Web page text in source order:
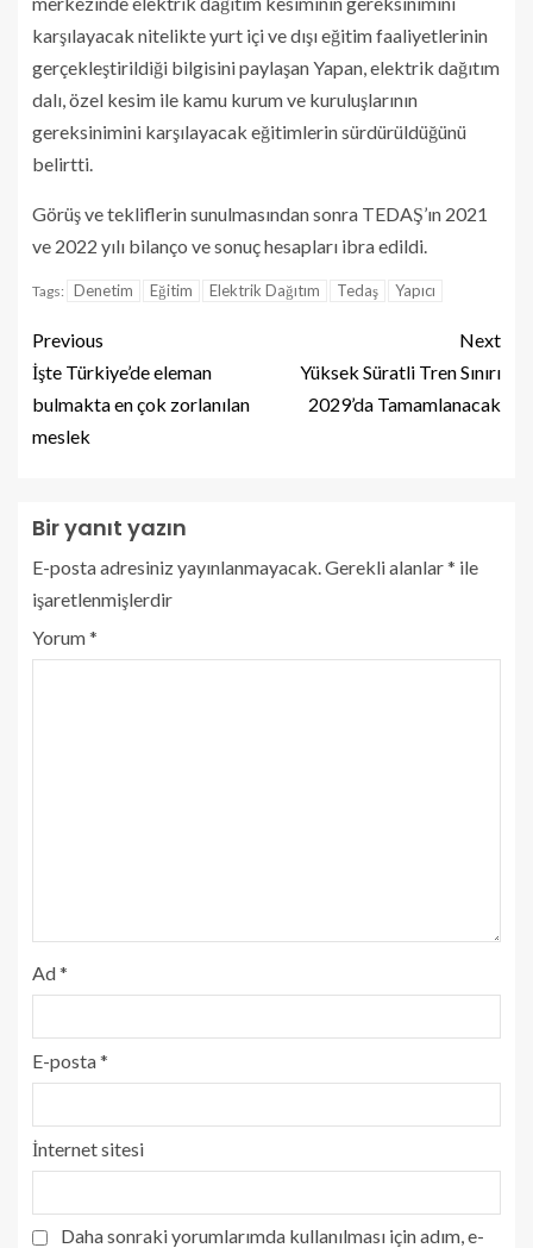
karşılayacak nitelikte yurt içi ve dışı eğitim faaliyetlerinin
gerçekleştirildiği bilgisini paylaşan Yapan, elektrik dağıtım
dalı, özel kesim ile kamu kurum ve kuruluşlarının
gereksinimini karşılayacak eğitimlerin sürdürüldüğünü
belirtti.
Görüş ve tekliflerin sunulmasından sonra TEDAŞ’ın 2021
ve 2022 yılı bilanço ve sonuç hesapları ibra edildi.
Tags: Denetim Eğitim Elektrik Dağıtım Tedaş Yapıcı
Previous
İşte Türkiye’de eleman
bulmakta en çok zorlanılan
meslek
Next
Yüksek Süratli Tren Sınırı
2029’da Tamamlanacak
Bir yanıt yazın
E-posta adresiniz yayınlanmayacak. Gerekli alanlar* ile
işaretlenmişlerdir
Yorum*
Ad*
E-posta*
İnternet sitesi
Daha sonraki yorumlarımda kullanılması için adım, e-